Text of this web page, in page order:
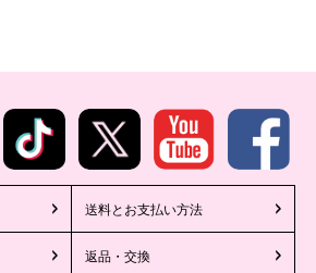
送料とお支払い方法
返品・交換